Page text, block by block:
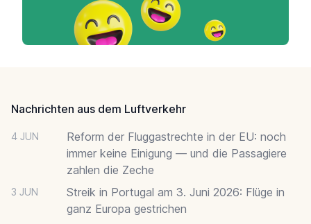
Nachrichten aus dem Luftverkehr
4 JUN
Reform der Fluggastrechte in der EU: noch
immer keine Einigung — und die Passagiere
zahlen die Zeche
3 JUN
Streik in Portugal am 3. Juni 2026: Flüge in
ganz Europa gestrichen